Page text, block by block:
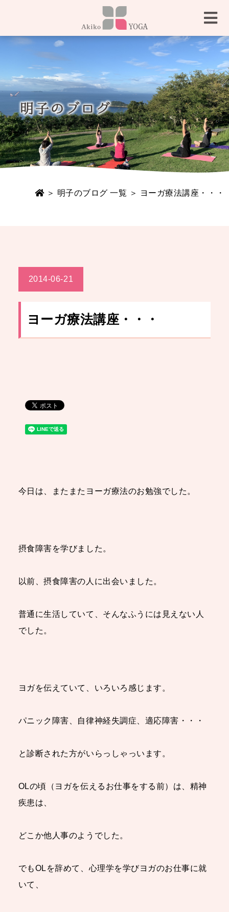
＞ 明子のブログ 一覧 ＞ ヨーガ療法講座・・・
2014-06-21
ヨーガ療法講座・・・
今日は、またまたヨーガ療法のお勉強でした。
摂食障害を学びました。
以前、摂食障害の人に出会いました。
普通に生活していて、そんなふうには見えない人
でした。
ヨガを伝えていて、いろいろ感じます。
パニック障害、自律神経失調症、適応障害・・・
と診断された方がいらっしゃっいます。
OLの頃（ヨガを伝えるお仕事をする前）は、精神
疾患は、
どこか他人事のようでした。
でもOLを辞めて、心理学を学びヨガのお仕事に就
いて、